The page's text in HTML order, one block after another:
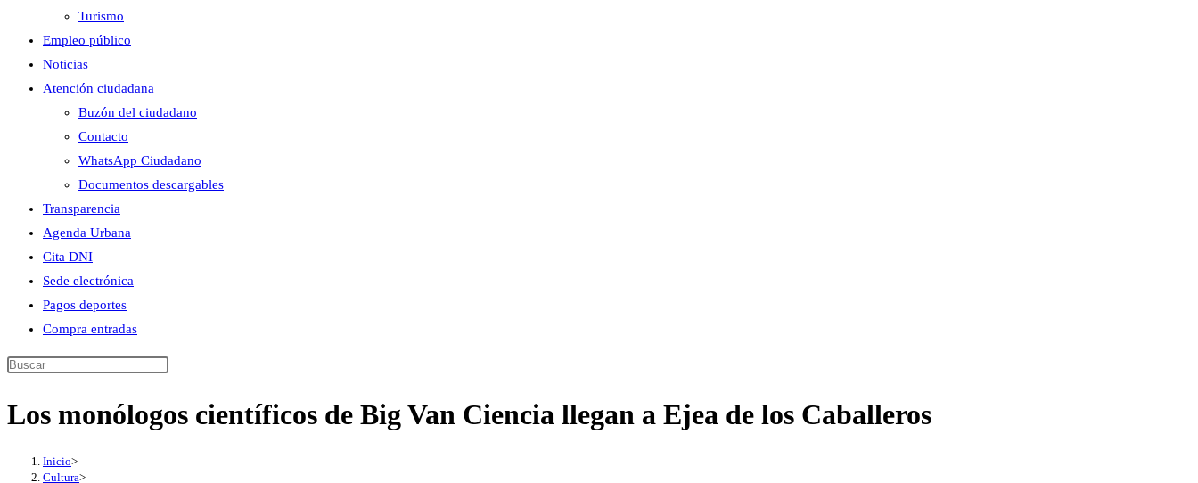
Turismo
Empleo público
Noticias
Atención ciudadana
Buzón del ciudadano
Contacto
WhatsApp Ciudadano
Documentos descargables
Transparencia
Agenda Urbana
Cita DNI
Sede electrónica
Pagos deportes
Compra entradas
Buscar
esta
Los monólogos científicos de Big Van Ciencia llegan a Ejea de los Caballeros
Inicio>
Cultura>